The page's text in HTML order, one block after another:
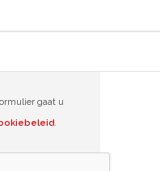
gaat u
.